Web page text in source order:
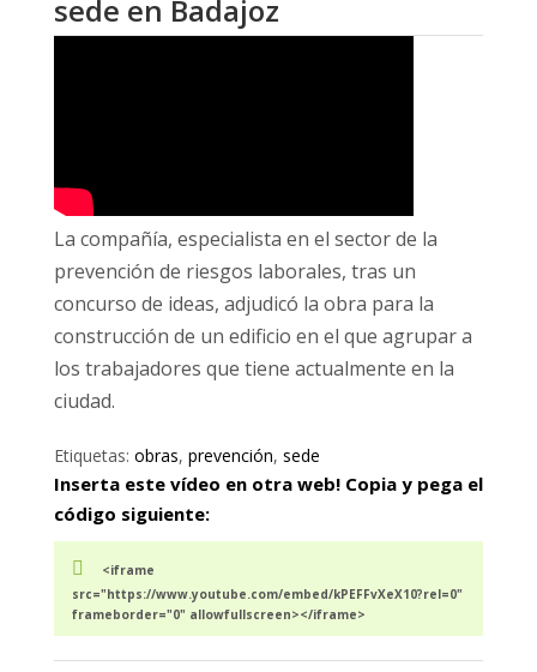
sede en Badajoz
La compañía, especialista en el sector de la
prevención de riesgos laborales, tras un
concurso de ideas, adjudicó la obra para la
construcción de un edificio en el que agrupar a
los trabajadores que tiene actualmente en la
ciudad.
Etiquetas: obras, prevención, sede
Inserta este vídeo en otra web! Copia y pega el
código siguiente:
<iframe
src="https://www.youtube.com/embed/kPEFFvXeX10?rel=0"
frameborder="0" allowfullscreen></iframe>